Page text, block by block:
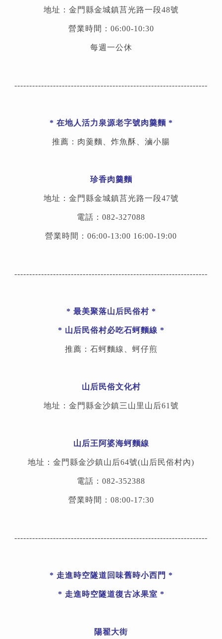
地址：金門縣金城鎮莒光路一段48號
營業時間：06:00-10:30
每週一公休
-----------------------------------------------------------------
* 在地人活力泉源老字號肉羹麵 *
推薦：肉羹麵、炸魚酥、滷小腸
珍香肉羹麵
地址：金門縣金城鎮莒光路一段47號
電話：082-327088
營業時間：06:00-13:00 16:00-19:00
-----------------------------------------------------------------
* 最美聚落山后民俗村 *
* 山后民俗村必吃石蚵麵線 *
推薦：石蚵麵線、蚵仔煎
山后民俗文化村
地址：金門縣金沙鎮三山里山后61號
山后王阿婆海蚵麵線
地址：金門縣金沙鎮山后64號(山后民俗村內)
電話：082-352388
營業時間：08:00-17:30
-----------------------------------------------------------------
* 走進時空隧道回味舊時小西門 *
* 走進時空隧道復古冰果室 *
陽翟大街